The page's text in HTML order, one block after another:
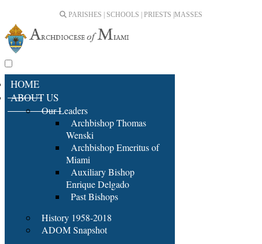
PARISHES | SCHOOLS | PRIESTS | MASSES
HOME
ABOUT US
Our Leaders
Archbishop Thomas
Wenski
Archbishop Emeritus of
Miami
Auxiliary Bishop
Enrique Delgado
Past Bishops
History 1958-2018
ADOM Snapshot